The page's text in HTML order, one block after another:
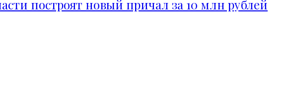
построят новый причал за 10 млн рублей